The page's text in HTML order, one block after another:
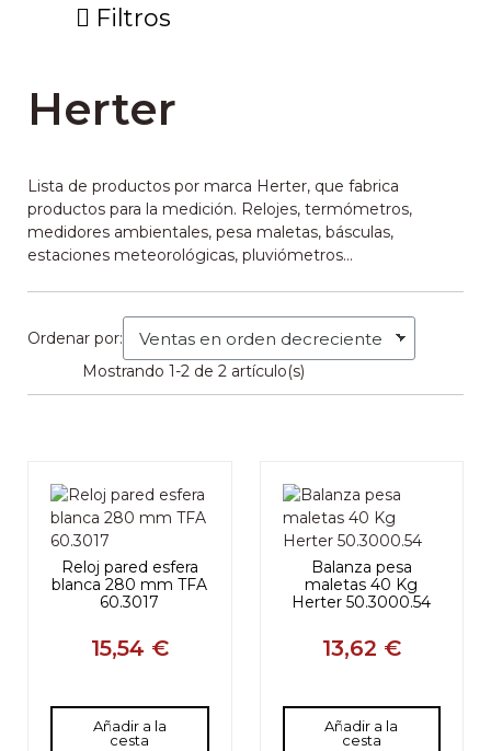
Filtros
Herter
Lista de productos por marca Herter, que fabrica
productos para la medición. Relojes, termómetros,
medidores ambientales, pesa maletas, básculas,
estaciones meteorológicas, pluviómetros...
Ordenar por:
Mostrando 1-2 de 2 artículo(s)
Reloj pared esfera
blanca 280 mm TFA
60.3017
15,54 €
Añadir a la
cesta
Balanza pesa
maletas 40 Kg
Herter 50.3000.54
13,62 €
Añadir a la
cesta